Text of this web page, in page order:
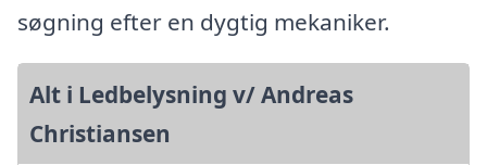
søgning efter en dygtig mekaniker.
Alt i Ledbelysning v/ Andreas
Christiansen